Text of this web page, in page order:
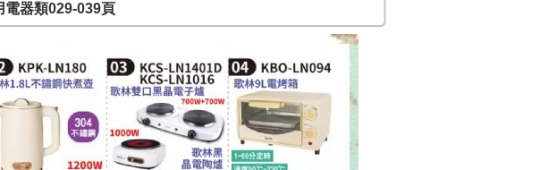
電器類029-039頁